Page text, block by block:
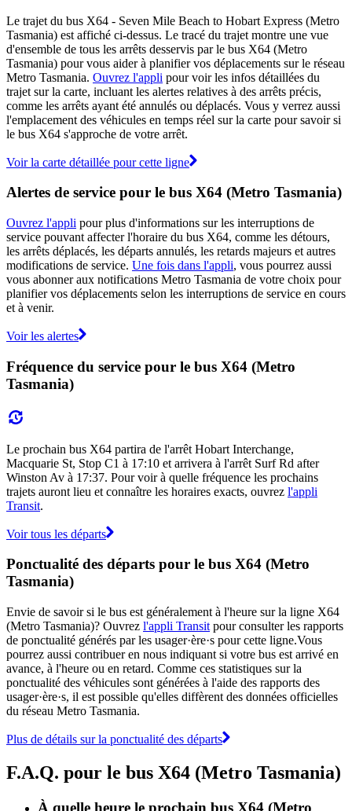
Le trajet du bus X64 - Seven Mile Beach to Hobart Express (Metro
Tasmania) est affiché ci-dessus. Le tracé du trajet montre une vue
d'ensemble de tous les arrêts desservis par le bus X64 (Metro
Tasmania) pour vous aider à planifier vos déplacements sur le réseau
Metro Tasmania. Ouvrez l'appli pour voir les infos détaillées du
trajet sur la carte, incluant les alertes relatives à des arrêts précis,
comme les arrêts ayant été annulés ou déplacés. Vous y verrez aussi
l'emplacement des véhicules en temps réel sur la carte pour savoir si
le bus X64 s'approche de votre arrêt.
Voir la carte détaillée pour cette ligne
Alertes de service pour le bus X64 (Metro Tasmania)
Ouvrez l'appli pour plus d'informations sur les interruptions de
service pouvant affecter l'horaire du bus X64, comme les détours,
les arrêts déplacés, les départs annulés, les retards majeurs et autres
modifications de service. Une fois dans l'appli, vous pourrez aussi
vous abonner aux notifications Metro Tasmania de votre choix pour
planifier vos déplacements selon les interruptions de service en cours
et à venir.
Voir les alertes
Fréquence du service pour le bus X64 (Metro
Tasmania)
Le prochain bus X64 partira de l'arrêt Hobart Interchange,
Macquarie St, Stop C1 à 17:10 et arrivera à l'arrêt Surf Rd after
Winston Av à 17:37. Pour voir à quelle fréquence les prochains
trajets auront lieu et connaître les horaires exacts, ouvrez l'appli
Transit.
Voir tous les départs
Ponctualité des départs pour le bus X64 (Metro
Tasmania)
Envie de savoir si le bus est généralement à l'heure sur la ligne X64
(Metro Tasmania)? Ouvrez l'appli Transit pour consulter les rapports
de ponctualité générés par les usager·ère·s pour cette ligne.Vous
pourrez aussi contribuer en nous indiquant si votre bus est arrivé en
avance, à l'heure ou en retard. Comme ces statistiques sur la
ponctualité des véhicules sont générées à l'aide des rapports des
usager·ère·s, il est possible qu'elles diffèrent des données officielles
du réseau Metro Tasmania.
Plus de détails sur la ponctualité des départs
F.A.Q. pour le bus X64 (Metro Tasmania)
À quelle heure le prochain bus X64 (Metro